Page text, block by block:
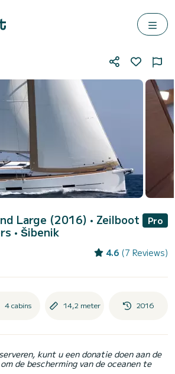
Large (2016) • Zeilboot
• Šibenik
Pro
4.6 (7 Reviews)
4 cabins 14,2 meter 2016
kunt u een donatie doen aan de
de bescherming van de oceanen te